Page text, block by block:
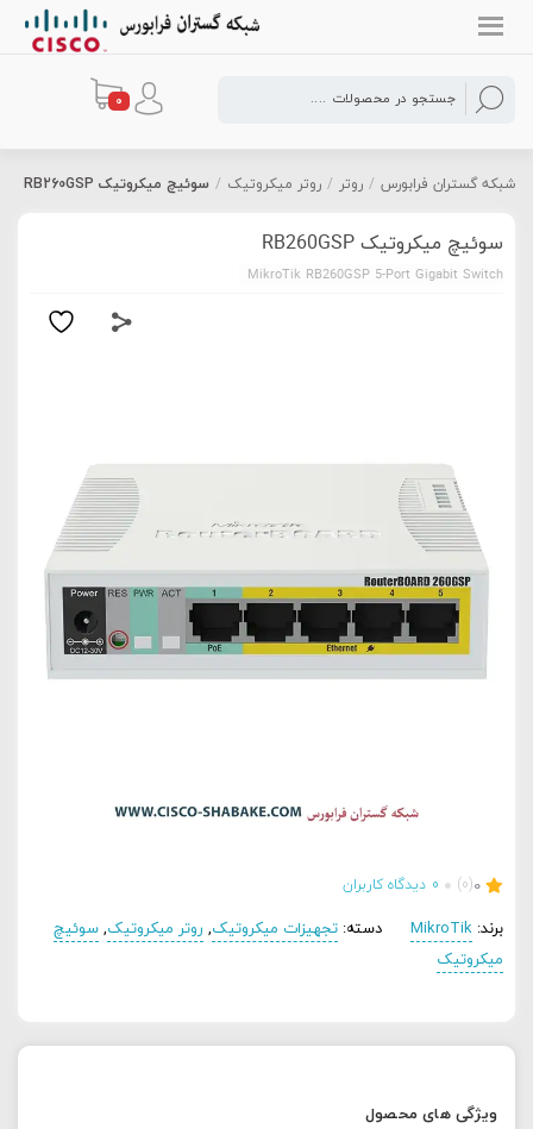
0
شبکه گستران فرابورس / روتر / روتر میکروتیک / سوئیچ میکروتیک RB260GSP
سوئیچ میکروتیک RB260GSP
MikroTik RB260GSP 5-Port Gigabit Switch
0
(0)
0 دیدگاه کاربران
برند: MikroTik دسته: تجهیزات میکروتیک, روتر میکروتیک,سوئیچ
میکروتیک
ویژگی های محصول